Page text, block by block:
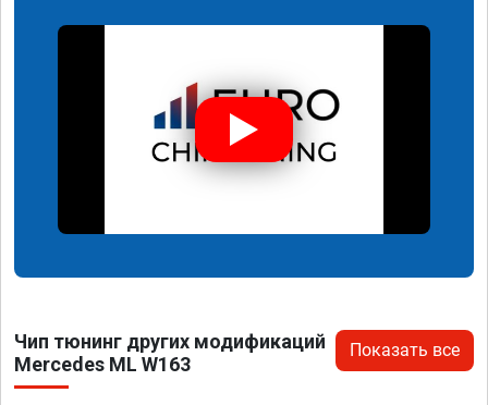
Чип тюнинг других модификаций
Mercedes ML W163
Показать все